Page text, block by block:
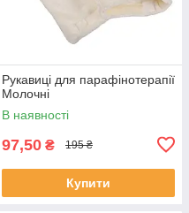
Рукавиці для парафінотерапії
Молочні
В наявності
97,50 ₴ 195 ₴
Купити